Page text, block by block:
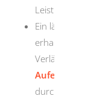
Ein
erhalten Sie
durch die